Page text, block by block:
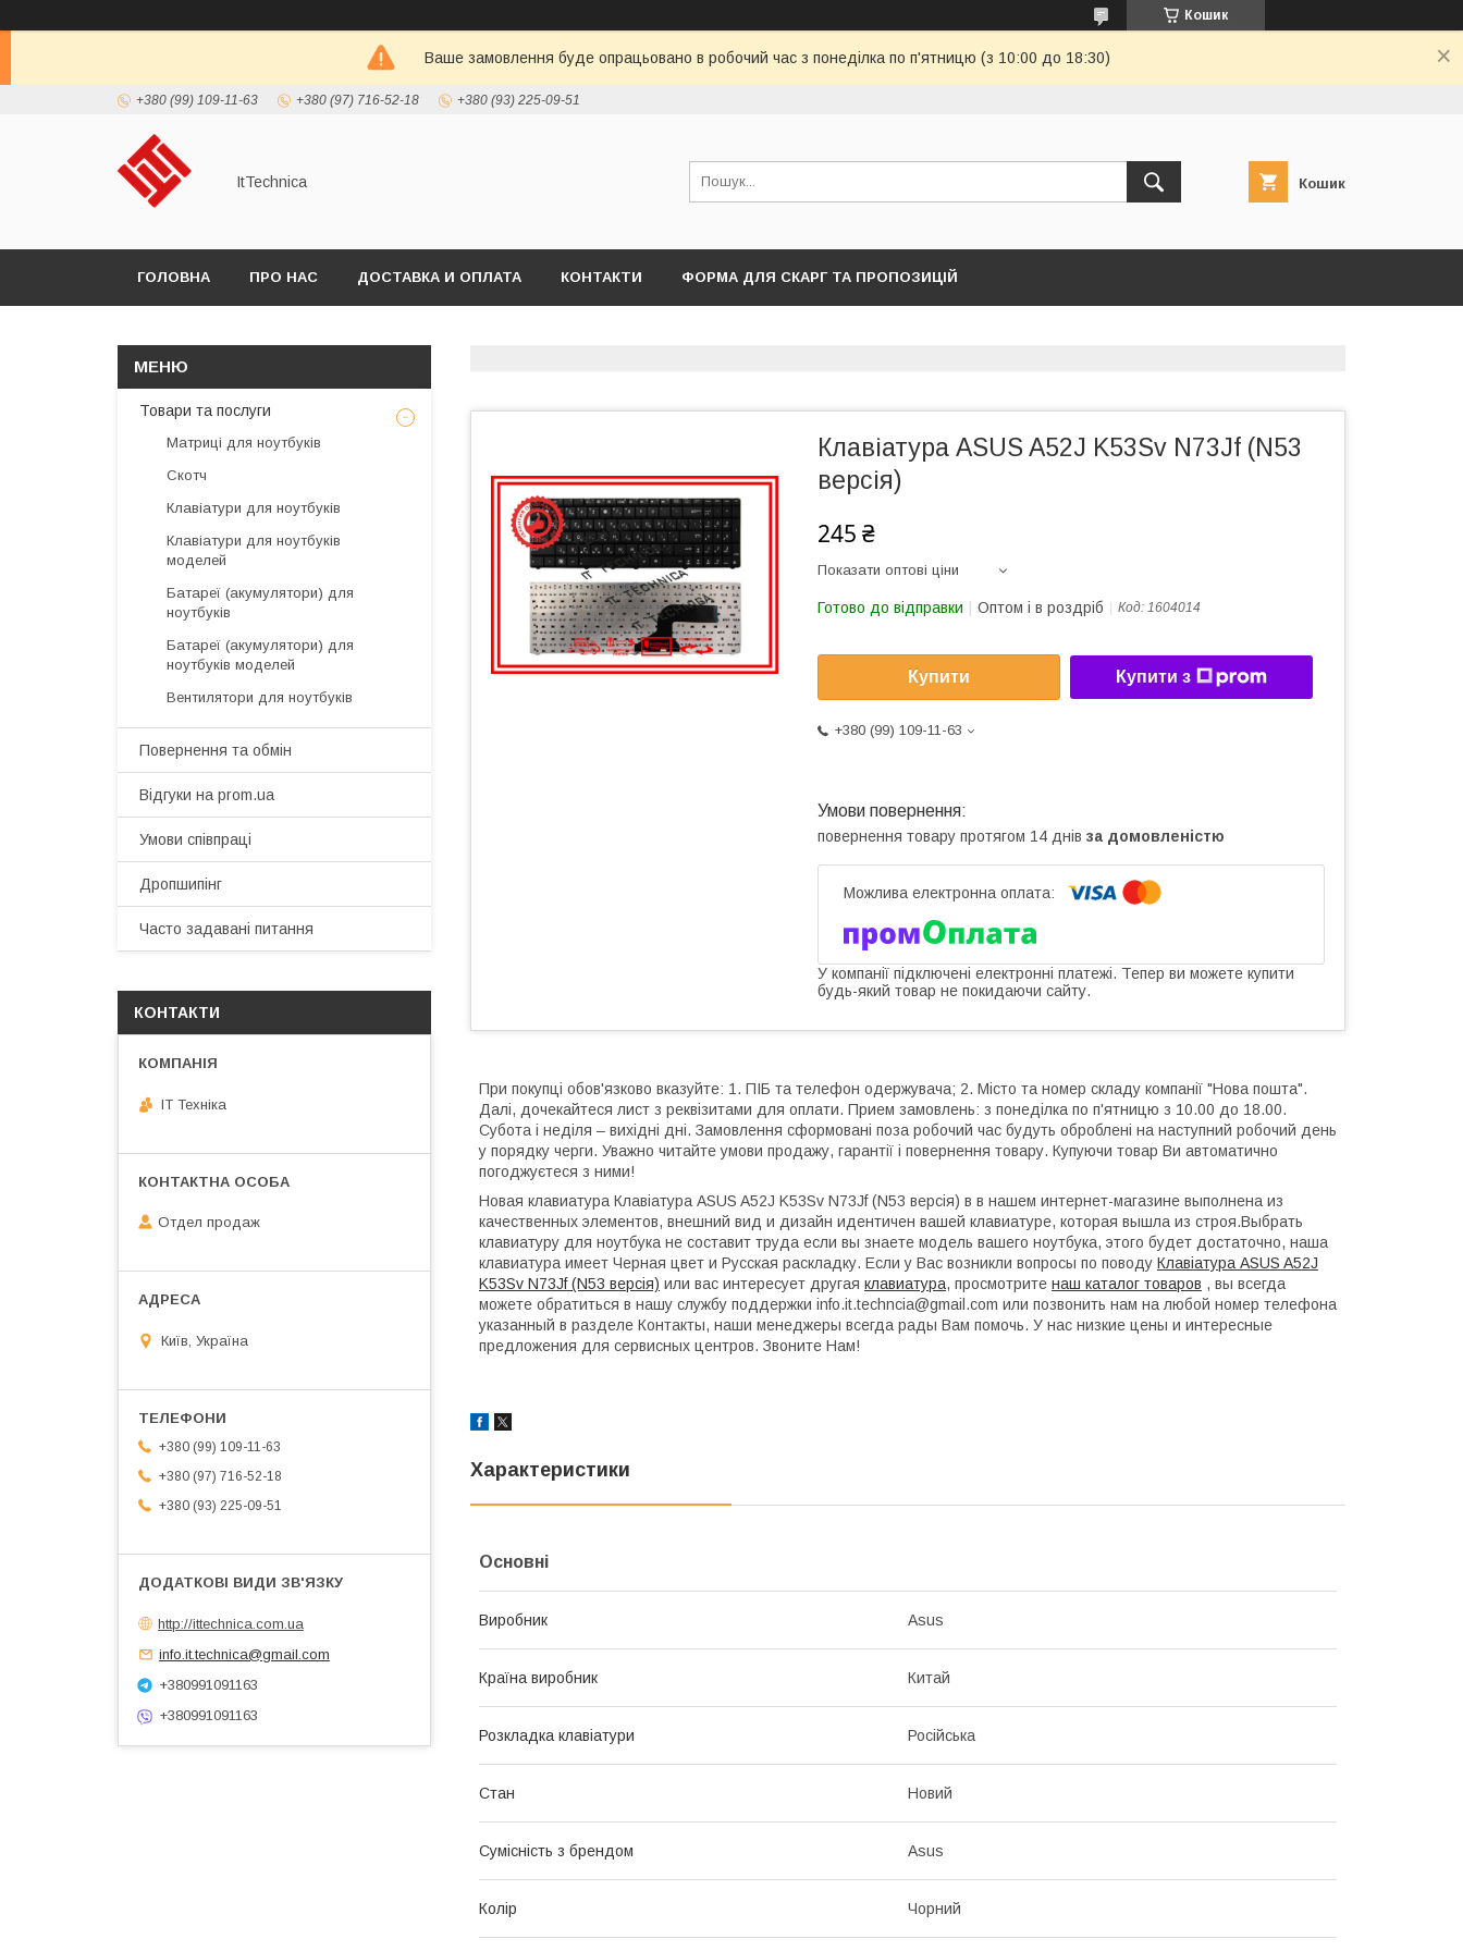
Кошик
Ваше замовлення буде опрацьовано в робочий час з понеділка по п'ятницю (з 10:00 до 18:30)
+380 (99) 109-11-63 +380 (97) 716-52-18 +380 (93) 225-09-51
ItTechnica Кошик
ГОЛОВНА ПРО НАС ДОСТАВКА И ОПЛАТА КОНТАКТИ ФОРМА ДЛЯ СКАРГ ТА ПРОПОЗИЦІЙ
Клавіатура ASUS A52J K53Sv N73Jf (N53
версія)
245 ₴
Показати оптові ціни
Готово до відправки Оптом і в роздріб Код: 1604014
Купити Купити з
+380 (99) 109-11-63
повернення товару протягом 14 днів за домовленістю
У компанії підключені електронні платежі. Тепер ви можете купити
будь-який товар не покидаючи сайту.
При покупці обов'язково вказуйте: 1. ПІБ та телефон одержувача; 2. Місто та номер складу компанії "Нова пошта".
Далі, дочекайтеся лист з реквізитами для оплати. Прием замовлень: з понеділка по п'ятницю з 10.00 до 18.00.
Субота і неділя – вихідні дні. Замовлення сформовані поза робочий час будуть оброблені на наступний робочий день
у порядку черги. Уважно читайте умови продажу, гарантії і повернення товару. Купуючи товар Ви автоматично
погоджуєтеся з ними!
Новая клавиатура Клавіатура ASUS A52J K53Sv N73Jf (N53 версія) в в нашем интернет-магазине выполнена из
качественных элементов, внешний вид и дизайн идентичен вашей клавиатуре, которая вышла из строя.Выбрать
клавиатуру для ноутбука не составит труда если вы знаете модель вашего ноутбука, этого будет достаточно, наша
клавиатура имеет Черная цвет и Русская раскладку. Если у Вас возникли вопросы по поводу Клавіатура ASUS A52J
K53Sv N73Jf (N53 версія) или вас интересует другая клавиатура, просмотрите наш каталог товаров , вы всегда
можете обратиться в нашу службу поддержки info.it.techncia@gmail.com или позвонить нам на любой номер телефона
указанный в разделе Контакты, наши менеджеры всегда рады Вам помочь. У нас низкие цены и интересные
предложения для сервисных центров. Звоните Нам!
Характеристики
Основні
Виробник Asus
Країна виробник Китай
Розкладка клавіатури Російська
Стан Новий
Сумісність з брендом Asus
Колір Чорний
Товари та послуги
Матриці для ноутбуків
Скотч
Клавіатури для ноутбуків
Клавіатури для ноутбуків
моделей
Батареї (акумулятори) для
ноутбуків
Батареї (акумулятори) для
ноутбуків моделей
Вентилятори для ноутбуків
Повернення та обмін
Відгуки на prom.ua
Умови співпраці
Дропшипінг
Часто задавані питання
КОНТАКТИ
IT Техніка
Отдел продаж
Київ, Україна
+380 (99) 109-11-63
+380 (97) 716-52-18
+380 (93) 225-09-51
http://ittechnica.com.ua
info.it.technica@gmail.com
+380991091163
+380991091163